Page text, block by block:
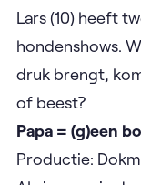
​Lars (10) heeft
hondenshows.
druk brengt,
of beest?
Papa = (g)een
​Productie: